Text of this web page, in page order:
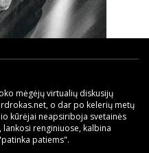
mėgėjų virtualių diskusijų
o dar po kelerių metų
kūrėjai neapsiriboja svetainės
renginiuose, kalbina
patiems".